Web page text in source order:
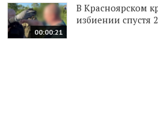
00:00:21
В Красноярском
избиении спустя